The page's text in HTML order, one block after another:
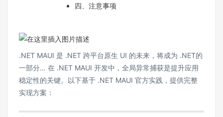
四、注意事项
.NET MAUI 是 .NET 跨平台原生 UI 的未来，将成为 .NET的
一部分… 在 .NET MAUI 开发中，全局异常捕获是提升应用
稳定性的关键。以下基于 .NET MAUI 官方实践，提供完整
实现方案：